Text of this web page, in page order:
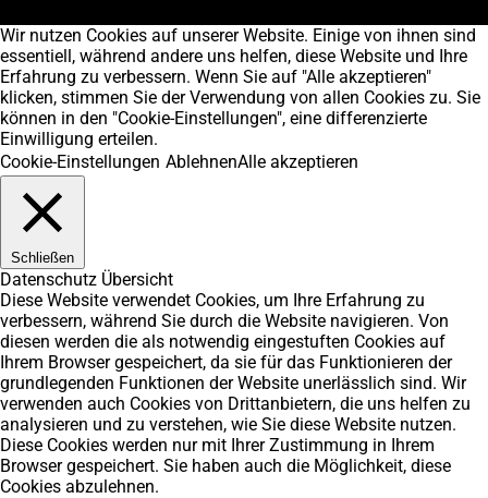
Wir nutzen Cookies auf unserer Website. Einige von ihnen sind
essentiell, während andere uns helfen, diese Website und Ihre
Erfahrung zu verbessern. Wenn Sie auf "Alle akzeptieren"
klicken, stimmen Sie der Verwendung von allen Cookies zu. Sie
können in den "Cookie-Einstellungen", eine differenzierte
Einwilligung erteilen.
Cookie-Einstellungen AblehnenAlle akzeptieren
Schließen
Datenschutz Übersicht
Diese Website verwendet Cookies, um Ihre Erfahrung zu
verbessern, während Sie durch die Website navigieren. Von
diesen werden die als notwendig eingestuften Cookies auf
Ihrem Browser gespeichert, da sie für das Funktionieren der
grundlegenden Funktionen der Website unerlässlich sind. Wir
verwenden auch Cookies von Drittanbietern, die uns helfen zu
analysieren und zu verstehen, wie Sie diese Website nutzen.
Diese Cookies werden nur mit Ihrer Zustimmung in Ihrem
Browser gespeichert. Sie haben auch die Möglichkeit, diese
Cookies abzulehnen.